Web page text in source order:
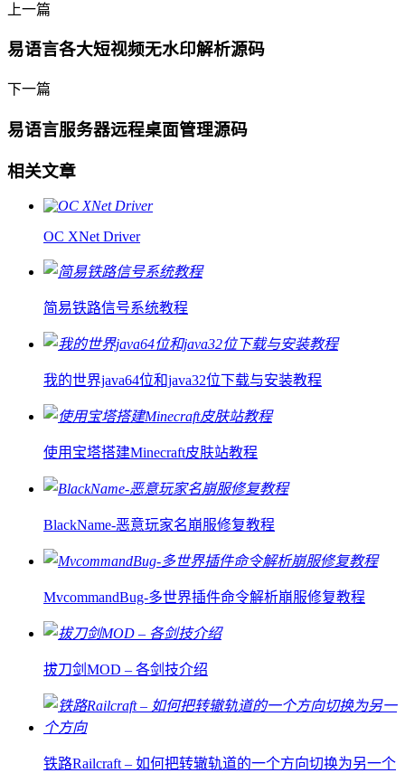
上一篇
易语言各大短视频无水印解析源码
下一篇
易语言服务器远程桌面管理源码
相关文章
OC XNet Driver
简易铁路信号系统教程
我的世界java64位和java32位下载与安装教程
使用宝塔搭建Minecraft皮肤站教程
BlackName-恶意玩家名崩服修复教程
MvcommandBug-多世界插件命令解析崩服修复教程
拔刀剑MOD – 各剑技介绍
铁路Railcraft – 如何把转辙轨道的一个方向切换为另一个